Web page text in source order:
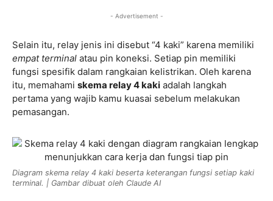
- Advertisement -
Selain itu, relay jenis ini disebut “4 kaki” karena memiliki
empat terminal atau pin koneksi. Setiap pin memiliki
fungsi spesifik dalam rangkaian kelistrikan. Oleh karena
itu, memahami skema relay 4 kaki adalah langkah
pertama yang wajib kamu kuasai sebelum melakukan
pemasangan.
Diagram skema relay 4 kaki beserta keterangan fungsi setiap kaki
terminal. | Gambar dibuat oleh Claude AI